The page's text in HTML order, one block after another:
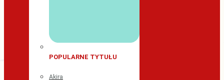
POPULARNE TYTUŁU
Akira